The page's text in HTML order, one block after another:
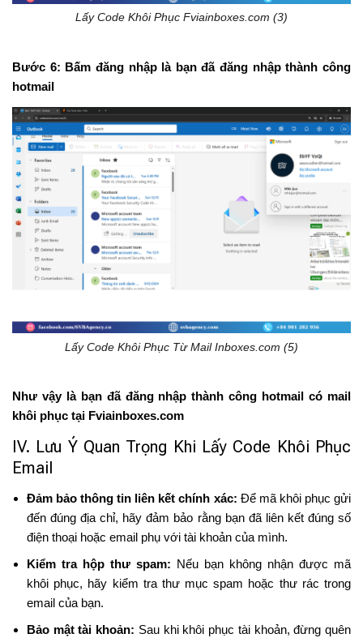
Lấy Code Khôi Phục Fviainboxes.com (3)
Bước 6: Bấm đăng nhập là bạn đã đăng nhập thành công
hotmail
Lấy Code Khôi Phục Từ Mail Inboxes.com (5)
Như vậy là bạn đã đăng nhập thành công hotmail có mail
khôi phục tại Fviainboxes.com
IV. Lưu Ý Quan Trọng Khi Lấy Code Khôi Phục
Email
Đảm bảo thông tin liên kết chính xác: Để mã khôi phục gửi
đến đúng địa chỉ, hãy đảm bảo rằng bạn đã liên kết đúng số
điện thoại hoặc email phụ với tài khoản của mình.
Kiểm tra hộp thư spam: Nếu bạn không nhận được mã
khôi phục, hãy kiểm tra thư mục spam hoặc thư rác trong
email của bạn.
Bảo mật tài khoản: Sau khi khôi phục tài khoản, đừng quên